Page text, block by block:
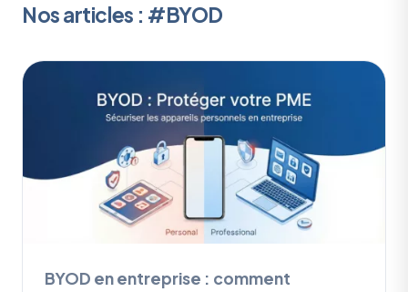
Nos articles : #BYOD
BYOD en entreprise : comment